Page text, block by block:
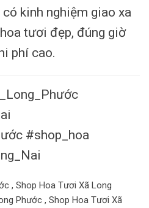
kinh nghiệm giao xa
tươi đẹp, đúng giờ
phí cao.
#shop_hoa
, Shop Hoa Tươi Xã Long
Phước , Shop Hoa Tươi Xã